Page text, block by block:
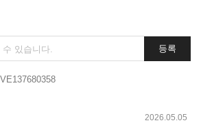
등록
2026.05.05